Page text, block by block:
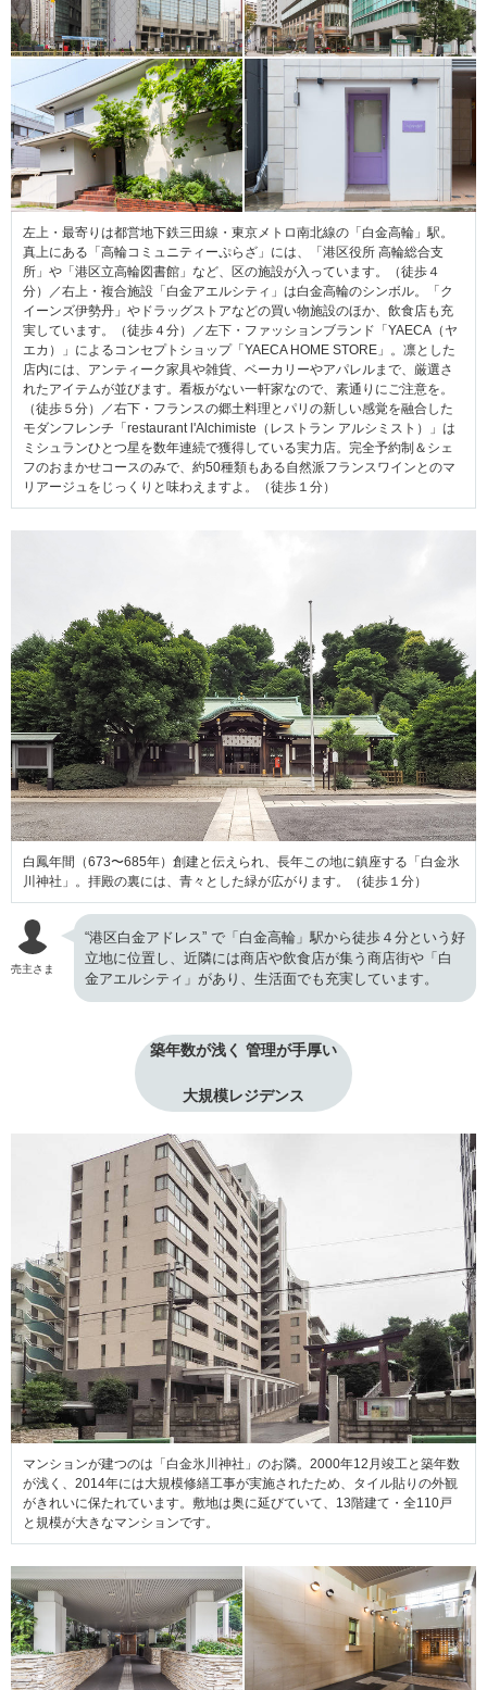
左上・最寄りは都営地下鉄三田線・東京メトロ南北線の「白金高輪」駅。
真上にある「高輪コミュニティーぷらざ」には、「港区役所 高輪総合支
所」や「港区立高輪図書館」など、区の施設が入っています。（徒歩４
分）／右上・複合施設「白金アエルシティ」は白金高輪のシンボル。「ク
イーンズ伊勢丹」やドラッグストアなどの買い物施設のほか、飲食店も充
実しています。（徒歩４分）／左下・ファッションブランド「YAECA（ヤ
エカ）」によるコンセプトショップ「YAECA HOME STORE」。凛とした
店内には、アンティーク家具や雑貨、ベーカリーやアパレルまで、厳選さ
れたアイテムが並びます。看板がない一軒家なので、素通りにご注意を。
（徒歩５分）／右下・フランスの郷土料理とパリの新しい感覚を融合した
モダンフレンチ「restaurant l'Alchimiste（レストラン アルシミスト）」は
ミシュランひとつ星を数年連続で獲得している実力店。完全予約制＆シェ
フのおまかせコースのみで、約50種類もある自然派フランスワインとのマ
リアージュをじっくりと味わえますよ。（徒歩１分）
白鳳年間（673〜685年）創建と伝えられ、長年この地に鎮座する「白金氷
川神社」。拝殿の裏には、青々とした緑が広がります。（徒歩１分）
売主さま
“港区白金アドレス” で「白金高輪」駅から徒歩４分という好
立地に位置し、近隣には商店や飲食店が集う商店街や「白
金アエルシティ」があり、生活面でも充実しています。
築年数が浅く 管理が手厚い
大規模レジデンス
マンションが建つのは「白金氷川神社」のお隣。2000年12月竣工と築年数
が浅く、2014年には大規模修繕工事が実施されたため、タイル貼りの外観
がきれいに保たれています。敷地は奥に延びていて、13階建て・全110戸
と規模が大きなマンションです。